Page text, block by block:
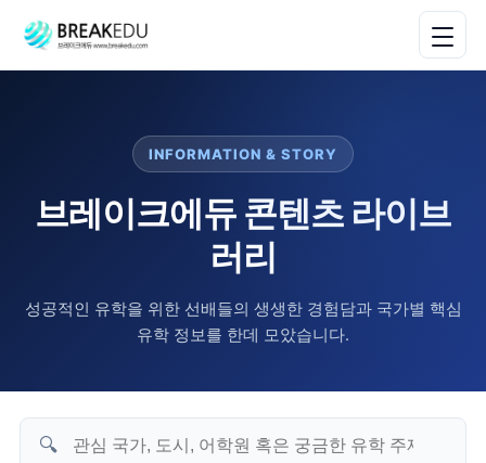
INFORMATION & STORY
브레이크에듀 콘텐츠 라이브
러리
성공적인 유학을 위한 선배들의 생생한 경험담과 국가별 핵심
유학 정보를 한데 모았습니다.
🔍